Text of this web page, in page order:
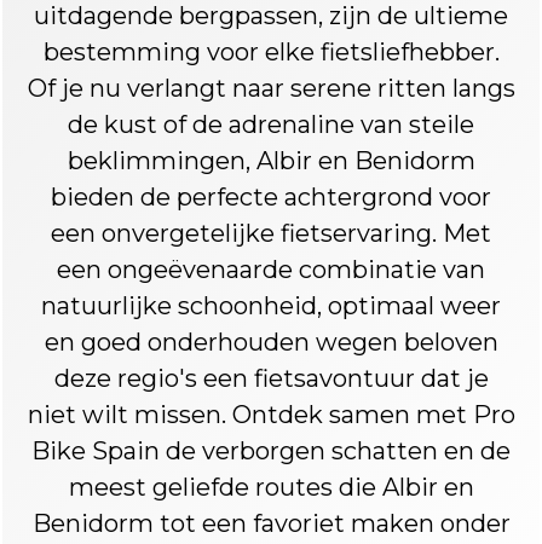
uitdagende bergpassen, zijn de ultieme
bestemming voor elke fietsliefhebber.
Of je nu verlangt naar serene ritten langs
de kust of de adrenaline van steile
beklimmingen, Albir en Benidorm
bieden de perfecte achtergrond voor
een onvergetelijke fietservaring. Met
een ongeëvenaarde combinatie van
natuurlijke schoonheid, optimaal weer
en goed onderhouden wegen beloven
deze regio's een fietsavontuur dat je
niet wilt missen. Ontdek samen met Pro
Bike Spain de verborgen schatten en de
meest geliefde routes die Albir en
Benidorm tot een favoriet maken onder